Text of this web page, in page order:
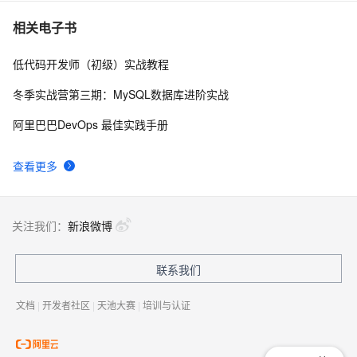
10
相关电子书
查看更多
低代码开发师（初级）实战教程
冬季实战营第三期：MySQL数据库进阶实战
阿里巴巴DevOps 最佳实践手册
关注我们： 新浪微博
联系我们
文档 | 开发者社区 | 天池大赛 | 培训与认证